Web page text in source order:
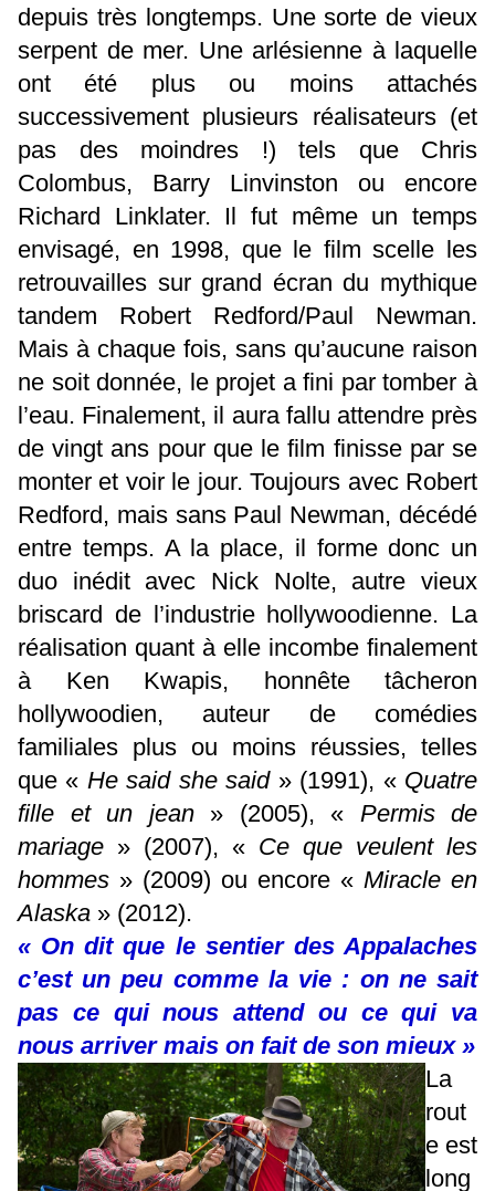
depuis très longtemps. Une sorte de vieux
serpent de mer. Une arlésienne à laquelle
ont été plus ou moins attachés
successivement plusieurs réalisateurs (et
pas des moindres !) tels que Chris
Colombus, Barry Linvinston ou encore
Richard Linklater. Il fut même un temps
envisagé, en 1998, que le film scelle les
retrouvailles sur grand écran du mythique
tandem Robert Redford/Paul Newman.
Mais à chaque fois, sans qu’aucune raison
ne soit donnée, le projet a fini par tomber à
l’eau. Finalement, il aura fallu attendre près
de vingt ans pour que le film finisse par se
monter et voir le jour. Toujours avec Robert
Redford, mais sans Paul Newman, décédé
entre temps. A la place, il forme donc un
duo inédit avec Nick Nolte, autre vieux
briscard de l’industrie hollywoodienne. La
réalisation quant à elle incombe finalement
à Ken Kwapis, honnête tâcheron
hollywoodien, auteur de comédies
familiales plus ou moins réussies, telles
que « He said she said» (1991), « Quatre
fille et un jean» (2005), « Permis de
mariage » (2007), « Ce que veulent les
hommes » (2009) ou encore « Miracle en
Alaska » (2012).
« On dit que le sentier des Appalaches
c’est un peu comme la vie : on ne sait
pas ce qui nous attend ou ce qui va
nous arriver mais on fait de son mieux »
La
rout
e est
long